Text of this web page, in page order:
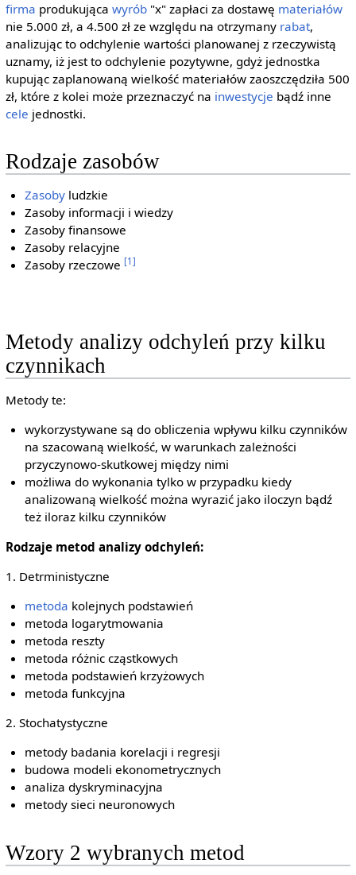
firma produkująca wyrób"x" zapłaci za dostawę materiałów
nie 5.000 zł, a 4.500 zł ze względu na otrzymany rabat,
analizując to odchylenie wartości planowanej z rzeczywistą
uznamy, iż jest to odchylenie pozytywne, gdyż jednostka
kupując zaplanowaną wielkość materiałów zaoszczędziła 500
zł, które z kolei może przeznaczyć na inwestycje bądź inne
cele jednostki.
Rodzaje zasobów
Zasoby ludzkie
Zasoby informacji i wiedzy
Zasoby finansowe
Zasoby relacyjne
Zasoby rzeczowe [1]
Metody analizy odchyleń przy kilku
czynnikach
Metody te:
wykorzystywane są do obliczenia wpływu kilku czynników
na szacowaną wielkość, w warunkach zależności
przyczynowo-skutkowej między nimi
możliwa do wykonania tylko w przypadku kiedy
analizowaną wielkość można wyrazić jako iloczyn bądź
też iloraz kilku czynników
Rodzaje metod analizy odchyleń:
1. Detrministyczne
metoda kolejnych podstawień
metoda logarytmowania
metoda reszty
metoda różnic cząstkowych
metoda podstawień krzyżowych
metoda funkcyjna
2. Stochatystyczne
metody badania korelacji i regresji
budowa modeli ekonometrycznych
analiza dyskryminacyjna
metody sieci neuronowych
Wzory 2 wybranych metod